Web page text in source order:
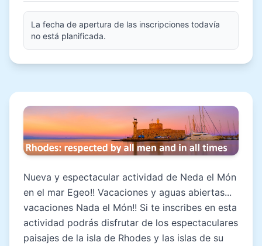
La fecha de apertura de las inscripciones todavía
no está planificada.
Nueva y espectacular actividad de Neda el Món
en el mar Egeo!! Vacaciones y aguas abiertas...
vacaciones Nada el Món!! Si te inscribes en esta
actividad podrás disfrutar de los espectaculares
paisajes de la isla de Rhodes y las islas de su